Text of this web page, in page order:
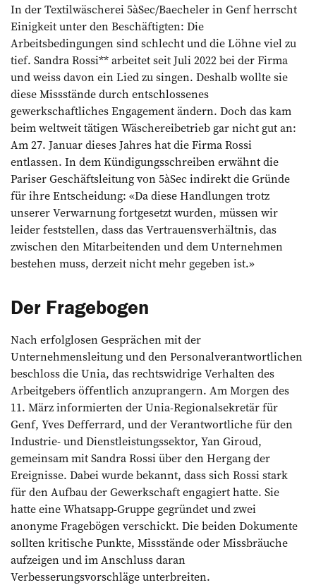
In der Textilwäscherei 5àSec/Baecheler in Genf herrscht
Einigkeit unter den Beschäftigten: Die
Arbeitsbedingungen sind schlecht und die Löhne viel zu
tief. Sandra Rossi** arbeitet seit Juli 2022 bei der Firma
und weiss davon ein Lied zu singen. Deshalb wollte sie
diese Missstände durch entschlossenes
gewerkschaftliches Engagement ändern. Doch das kam
beim weltweit tätigen Wäschereibetrieb gar nicht gut an:
Am 27. Januar dieses Jahres hat die Firma Rossi
entlassen. In dem Kündigungsschreiben erwähnt die
Pariser Geschäftsleitung von 5àSec indirekt die Gründe
für ihre Entscheidung: «Da diese Handlungen trotz
unserer Verwarnung fortgesetzt wurden, müssen wir
leider feststellen, dass das Vertrauensverhältnis, das
zwischen den Mitarbeitenden und dem Unternehmen
bestehen muss, derzeit nicht mehr gegeben ist.»
Der Fragebogen
Nach erfolglosen Gesprächen mit der
Unternehmensleitung und den Personalverantwortlichen
beschloss die Unia, das rechtswidrige Verhalten des
Arbeitgebers öffentlich anzuprangern. Am Morgen des
11. März informierten der Unia-Regionalsekretär für
Genf, Yves Defferrard, und der Verantwortliche für den
Industrie- und Dienstleistungssektor, Yan Giroud,
gemeinsam mit Sandra Rossi über den Hergang der
Ereignisse. Dabei wurde bekannt, dass sich Rossi stark
für den Aufbau der Gewerkschaft engagiert hatte. Sie
hatte eine Whatsapp-Gruppe gegründet und zwei
anonyme Fragebögen verschickt. Die beiden Dokumente
sollten kritische Punkte, Missstände oder Missbräuche
aufzeigen und im Anschluss daran
Verbesserungsvorschläge unterbreiten.